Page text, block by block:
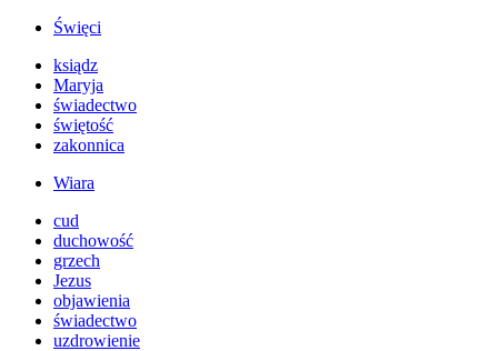
Święci
ksiądz
Maryja
świadectwo
świętość
zakonnica
Wiara
cud
duchowość
grzech
Jezus
objawienia
świadectwo
uzdrowienie